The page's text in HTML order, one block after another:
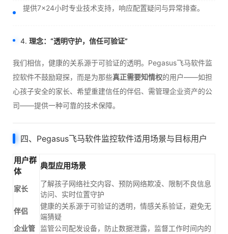
提供7×24小时专业技术支持，响应配置疑问与异常排查。
4. 理念：“透明守护，信任可验证”
我们相信，健康的关系源于可验证的透明。Pegasus飞马软件监
控软件不鼓励窥探，而是为那些真正需要知情权的用户——如担
心孩子安全的家长、希望重建信任的伴侣、需管理企业资产的公
司——提供一种可靠的技术保障。
四、Pegasus飞马软件监控软件适用场景与目标用户
用户群
体
典型应用场景
家长
了解孩子网络社交内容、预防网络欺凌、限制不良信息
访问、实时位置守护
伴侣
健康的关系源于可验证的透明，情感关系验证，避免无
端猜疑
企业管
监管公司配发设备，防止数据泄露，监督工作时间内的